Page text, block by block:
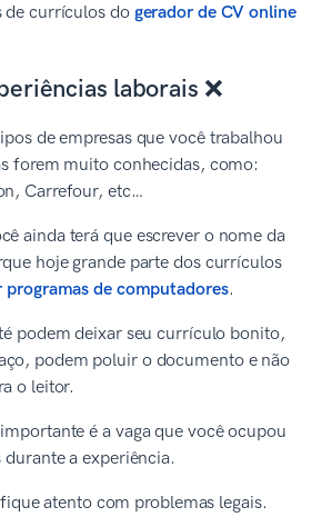
de currículos do gerador de CV online
laborais ❌
de empresas que você trabalhou
forem muito conhecidas, como:
Carrefour, etc…
ainda terá que escrever o nome da
hoje grande parte dos currículos
programas de computadores.
podem deixar seu currículo bonito,
podem poluir o documento e não
o leitor.
é a vaga que você ocupou
durante a experiência.
fique atento com problemas legais.